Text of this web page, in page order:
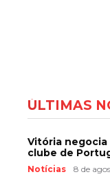
ÚLTIMAS
Vitória
clube de
Notícias 8 de